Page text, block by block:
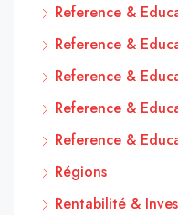
Reference &
Reference &
Reference &
Reference &
Reference &
Régions
Rentabilité &